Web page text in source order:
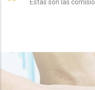
Estas son las